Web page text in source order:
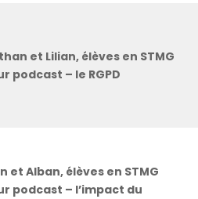
et Lilian, élèves en STMG
podcast – le RGPD
et Alban, élèves en STMG
podcast – l’impact du